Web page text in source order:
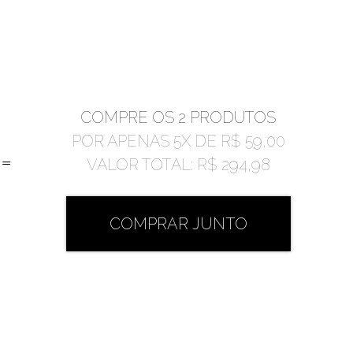
=
COMPRE OS 2 PRODUTOS
POR APENAS 5X DE R$ 59,00
VALOR TOTAL: R$ 294,98
COMPRAR JUNTO